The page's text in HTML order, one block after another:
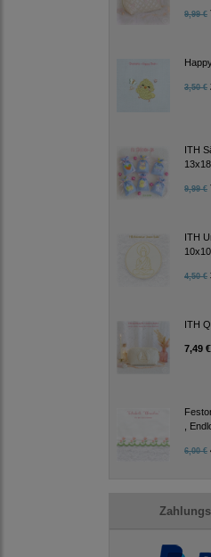
9,99 €
3,50 €
ITH
9,99 €
ITH
10x10
4,50 €
ITH
7,49
,
6,00 €